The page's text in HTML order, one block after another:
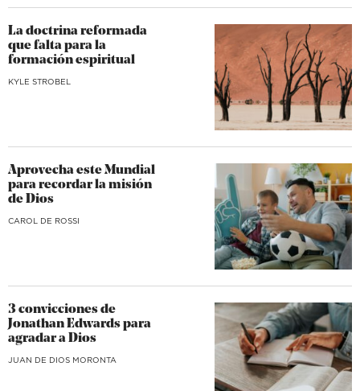
La doctrina reformada
que falta para la
formación espiritual
KYLE STROBEL
Aprovecha este Mundial
para recordar la misión
de Dios
CAROL DE ROSSI
3 convicciones de
Jonathan Edwards para
agradar a Dios
JUAN DE DIOS MORONTA